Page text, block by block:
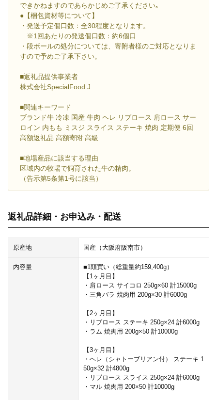
できかねますのであらかじめご了承ください｡
●【梱包資材等について】
・発送予定個口数：全30程度となります。
※1回あたりの発送個口数：約6個口
・段ボールの処分については、寄附者様のご対応となりま
すので予めご了承下さい。
■返礼品提供事業者
株式会社SpecialFood.J
■関連キーワード
ブランド牛 冷凍 国産 牛肉 ヘレ リブロース 肩ロース サー
ロイン 内もも ミスジ スライス ステーキ 焼肉 定期便 6回
高額返礼品 高額寄附 高級
■地場産品に該当する理由
区域内の牧場で飼育された牛の精肉。
（告示第5条第1号に該当）
返礼品詳細・お申込み・配送
原産地 国産（大阪府阪南市）
内容量
■1頭買い（総重量約159,400g）
【1ヶ月目】
・肩ロース サイコロ 250g×60 計15000g
・三角バラ 焼肉用 200g×30 計6000g
【2ヶ月目】
・リブロース ステーキ 250g×24 計6000g
・ラム 焼肉用 200g×50 計10000g
【3ヶ月目】
・ヘレ（シャトーブリアン付） ステーキ 1
50g×32 計4800g
・リブロース スライス 250g×24 計6000g
・マル 焼肉用 200×50 計10000g